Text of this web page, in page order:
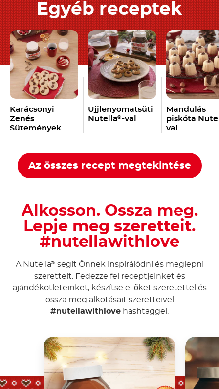
Egyéb receptek
Karácsonyi
Zenés
Sütemények
Ujjlenyomatsüti
Nutella®-val
Mandulás
piskóta
val
Az összes recept megtekintése
Alkosson. Ossza meg.
Lepje meg szeretteit.
#nutellawithlove
A Nutella® segít Önnek inspirálódni és meglepni
szeretteit. Fedezze fel receptjeinket és
ajándékötleteinket, készítse el őket szeretettel és
ossza meg alkotásait szeretteivel
#nutellawithlove hashtaggel.